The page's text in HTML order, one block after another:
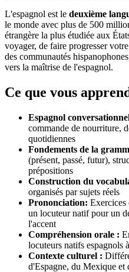
L'espagnol est le deuxième
le monde avec plus de 500
étrangère la plus étudiée aux
voyager, de faire progresser
des communautés
vers la maîtrise de l'espagnol.
Ce que vous
Espagnol
commande de nourriture,
quotidiennes
Fondements de la
(présent, passé, futur),
prépositions
Construction du
organisés par sujets réels
Prononciation: Exercices
un locuteur natif pour un
l'accent
Compréhension orale :
locuteurs natifs espagnols
Contexte culturel :
d'Espagne, du Mexique et